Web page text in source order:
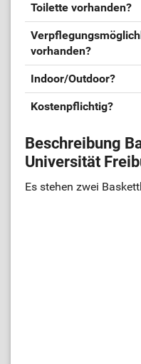
Toilette vorhanden?
vorhanden?
Indoor/Outdoor?
Kostenpflichtig?
Beschreibung
Universität
Es stehen zwei